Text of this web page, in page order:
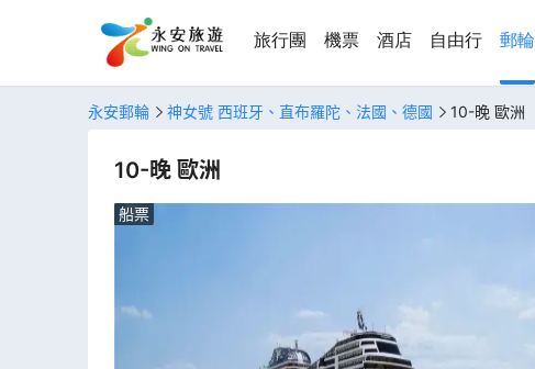
旅行團 機票 酒店 自由行 郵輪
永安郵輪 神女號 西班牙、直布羅陀、法國、德國 10-晚 歐洲
10-晚 歐洲
船票